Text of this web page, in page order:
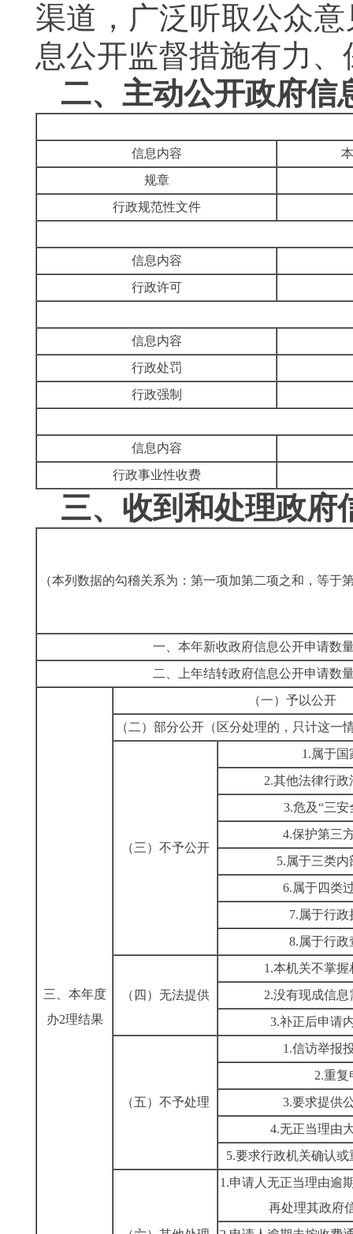
渠道，广泛听取公众
息公开监督措施有力
二、主动公开政府信
信息内容
规章
行政规范性文件
信息内容
行政许可
信息内容
行政处罚
行政强制
信息内容
行政事业性收费
三、收到和处理政府
（本列数据的勾稽关系为：第一项加第二项之和，等于
一、本年新收政府信息公开申请数
二、上年结转政府信息公开申请数
三、本年度
办2理结果
（一）予以公开
（二）部分公开（区分处理的，只计这一
（三）不予公开
1.属于国
2.其他法律行
3.危及“三安
4.保护第三
5.属于三类
6.属于四类
7.属于行
8.属于行政
（四）无法提供
1.本机关不掌
2.没有现成信
3.补正后申请
（五）不予处理
1.信访举报
2.重复
3.要求提供
4.无正当理由
5.要求行政机关确认
1.申请人无正当理由逾
再处理其政府